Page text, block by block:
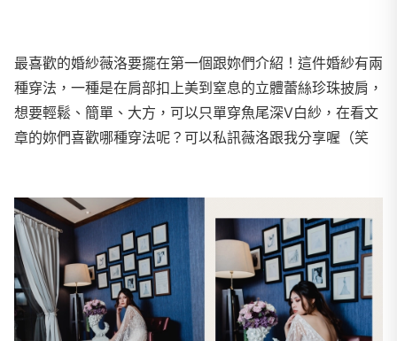
最喜歡的婚紗薇洛要擺在第一個跟妳們介紹！這件婚紗有兩
種穿法，一種是在肩部扣上美到窒息的立體蕾絲珍珠披肩，
想要輕鬆、簡單、大方，可以只單穿魚尾深V白紗，在看文
章的妳們喜歡哪種穿法呢？可以私訊薇洛跟我分享喔（笑